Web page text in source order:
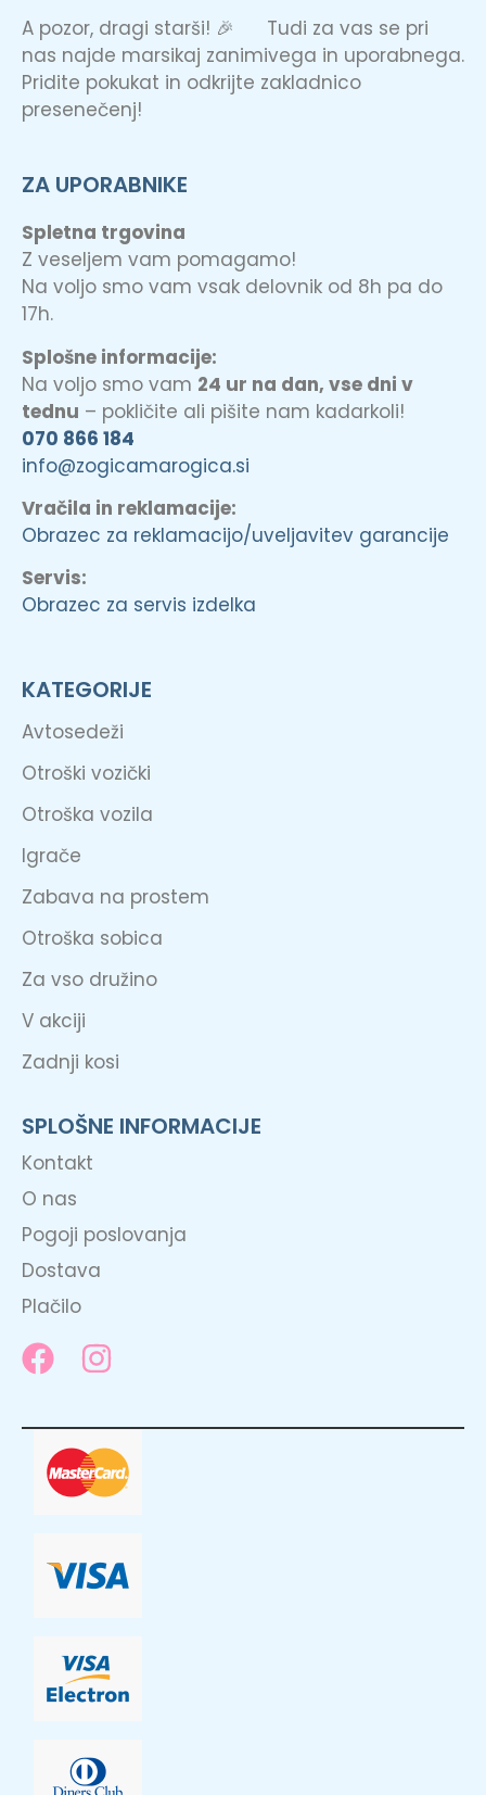
A pozor, dragi starši! 🎉 Tudi za vas se pri
nas najde marsikaj zanimivega in uporabnega.
Pridite pokukat in odkrijte zakladnico
presenečenj!
ZA UPORABNIKE
Spletna trgovina
Z veseljem vam pomagamo!
Na voljo smo vam vsak delovnik od 8h pa do
17h.
Splošne informacije:
Na voljo smo vam 24 ur na dan, vse dni v
tednu – pokličite ali pišite nam kadarkoli!
070 866 184
info@zogicamarogica.si
Vračila in reklamacije:
Obrazec za reklamacijo/uveljavitev garancije
Servis:
Obrazec za servis izdelka
KATEGORIJE
Avtosedeži
Otroški vozički
Otroška vozila
Igrače
Zabava na prostem
Otroška sobica
Za vso družino
V akciji
Zadnji kosi
SPLOŠNE INFORMACIJE
Kontakt
O nas
Pogoji poslovanja
Dostava
Plačilo